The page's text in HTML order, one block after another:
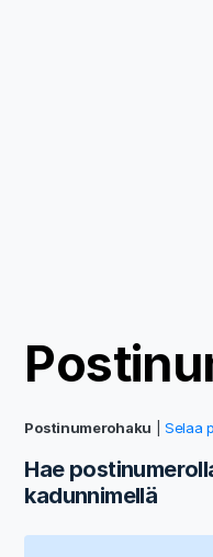
Postinumerohaku |Selaa
Hae
kadunnimellä